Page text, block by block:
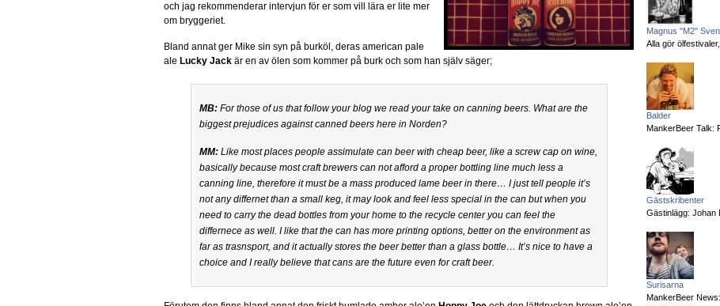
och jag rekommenderar intervjun för er som vill lära er lite mer
om bryggeriet.
Bland annat ger Mike sin syn på burköl, deras american pale
ale Lucky Jack är en av ölen som kommer på burk och som han själv säger;
MB:For those of us that follow your blog we read your take on canning beers. What are the
biggest prejudices against canned beers here in Norden?
MM:Like most places people assimulate can beer with cheap beer, like a screw cap on wine,
basically because most craft brewers can not afford a proper bottling line much less a
canning line, therefore it must be a mass produced lame beer in there… I just tell people it’s
not any differnet than a small keg, it may look and feel less special in the can but when you
need to carry the dead bottles from your home to the recycle center you can feel the
differnece as well. I like that the can has more printing options, better on the environment as
far as trasnsport, and it actually stores the beer better than a glass bottle… It’s nice to have a
choice and I really believe that cans are the future even for craft beer.
Magnus "M2"
Alla gör
Balder
MankerBeer Talk:
Gästskribenter
Gästinlägg: Johan
Surisarna
MankerBeer